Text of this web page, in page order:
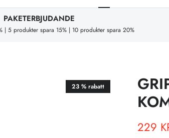
PAKETERBJUDANDE
| 5 produkter spara 15% | 10 produkter spara 20%
23 % rabatt
229